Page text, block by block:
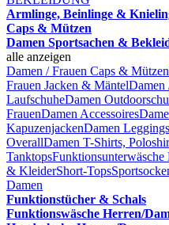
Armlinge, Beinlinge &
Caps & Mützen
Damen Sportsachen &
alle anzeigen
Damen / Frauen Caps & Mützen
Frauen Jacken & MäntelDamen
LaufschuheDamen
FrauenDamen Accessoires
KapuzenjackenDamen Leggings
OverallDamen T-Shirts,
TanktopsFunktionsunterwäsche
& KleiderShort-Tops
Damen
Funktionstücher & Schals
Funktionswäsche Herren/